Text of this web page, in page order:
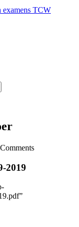
examens TCW
2019